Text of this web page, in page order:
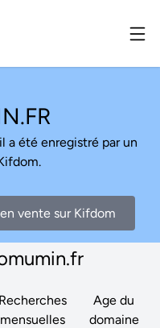
a été enregistré par un
vente sur Kifdom
Recherches
mensuelles
Age du
domaine